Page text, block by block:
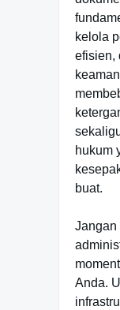
kelola
efisien,
hukum
buat.
Jangan
Anda.